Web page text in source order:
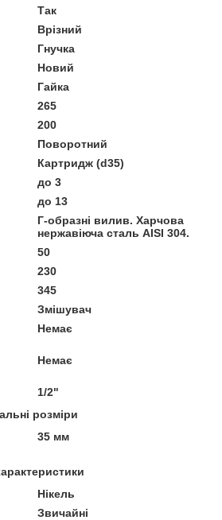
Так
Врізний
Гнучка
Новий
Гайка
265
200
Поворотний
Картридж (d35)
до 3
до 13
Г-образні вилив. Харчова
нержавіюча сталь AISI 304.
50
230
345
Змішувач
Немає
Немає
1/2"
розміри
35 мм
Нікель
Звичайні